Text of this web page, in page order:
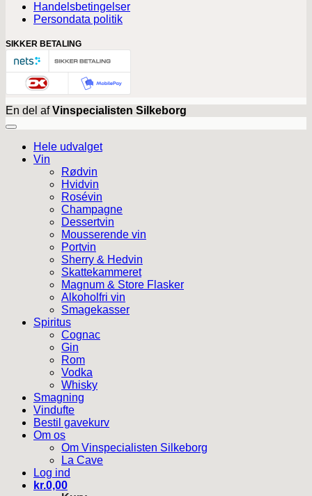
Handelsbetingelser
Persondata politik
SIKKER BETALING
En del afVinspecialisten Silkeborg
Hele udvalget
Vin
Rødvin
Hvidvin
Rosévin
Champagne
Dessertvin
Mousserende vin
Portvin
Sherry & Hedvin
Skattekammeret
Magnum & Store Flasker
Alkoholfri vin
Smagekasser
Spiritus
Cognac
Gin
Rom
Vodka
Whisky
Smagning
Vindufte
Bestil gavekurv
Om os
Om Vinspecialisten Silkeborg
La Cave
Log ind
kr.0,00